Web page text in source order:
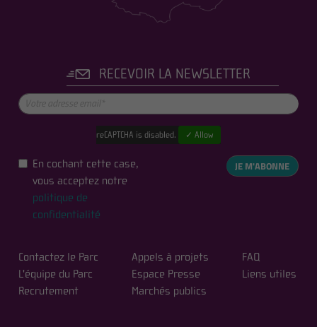
RECEVOIR LA NEWSLETTER
reCAPTCHA is disabled. ✓ Allow
En cochant cette case,
vous acceptez notre
politique de
confidentialité
JE M'ABONNE
Contactez le Parc
L'équipe du Parc
Recrutement
Appels à projets
Espace Presse
Marchés publics
FAQ
Liens utiles